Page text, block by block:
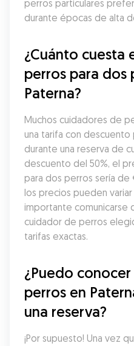
perros particulares
durante épocas de alta
¿Cuánto cuesta
perros para dos
Paterna?
Muchos cuidadores de
una tarifa con descuento
durante una reserva de
descuento del 50%, el
para dos perros sería de
los precios pueden
importante comunicarse
cuidador de perros
tarifas exactas.
¿Puedo
perros en
una reserva?
¡Por supuesto! Una vez